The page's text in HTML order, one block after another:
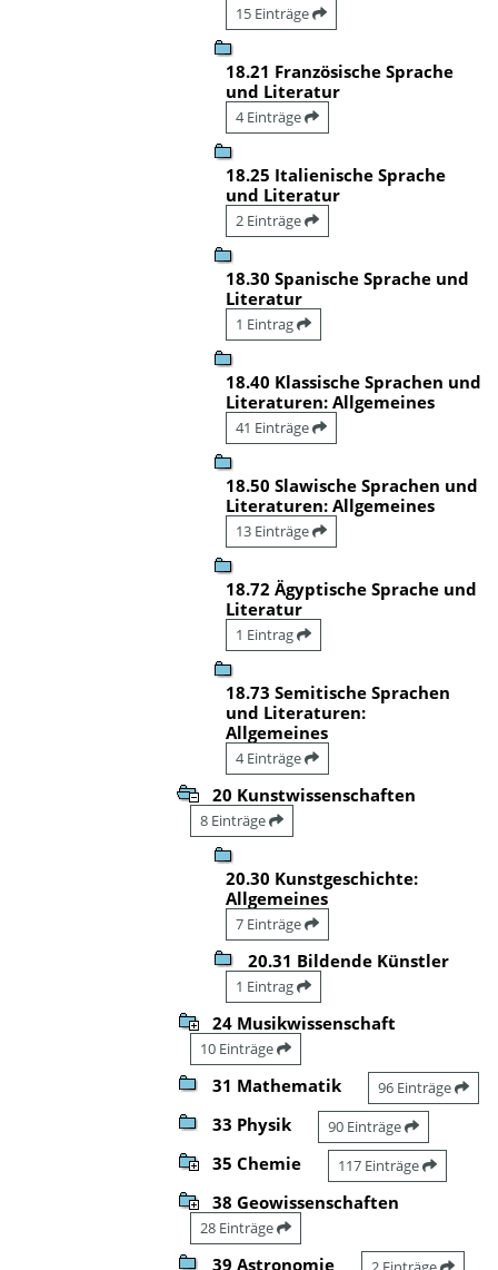
15 Einträge
18.21 Französische Sprache
und Literatur
4 Einträge
18.25 Italienische Sprache
und Literatur
2 Einträge
18.30 Spanische Sprache und
Literatur
1 Eintrag
18.40 Klassische Sprachen und
Literaturen: Allgemeines
41 Einträge
18.50 Slawische Sprachen und
Literaturen: Allgemeines
13 Einträge
18.72 Ägyptische Sprache und
Literatur
1 Eintrag
18.73 Semitische Sprachen
und Literaturen:
Allgemeines
4 Einträge
20 Kunstwissenschaften
8 Einträge
20.30 Kunstgeschichte:
Allgemeines
7 Einträge
20.31 Bildende Künstler
1 Eintrag
24 Musikwissenschaft
10 Einträge
31 Mathematik 96 Einträge
33 Physik 90 Einträge
35 Chemie 117 Einträge
38 Geowissenschaften
28 Einträge
39 Astronomie